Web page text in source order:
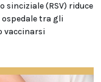
sinciziale (RSV) riduce
tra gli
vaccinarsi